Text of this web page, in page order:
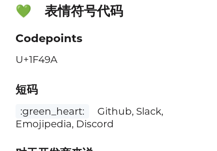
💚 表情符号代码
Codepoints
U+1F49A
短码
:green_heart:
Github, Slack,
Emojipedia, Discord